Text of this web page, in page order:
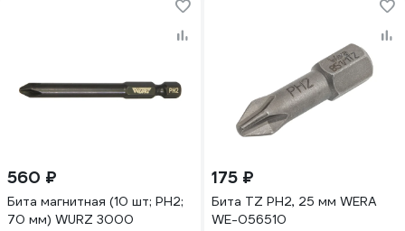
560 ₽
Бита магнитная (10 шт; PH2;
70 мм) WURZ 3000
175 ₽
Бита TZ PH2, 25 мм WERA
WE-056510